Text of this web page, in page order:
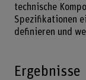
technische
Spezifikationen
definieren und
Ergebnisse